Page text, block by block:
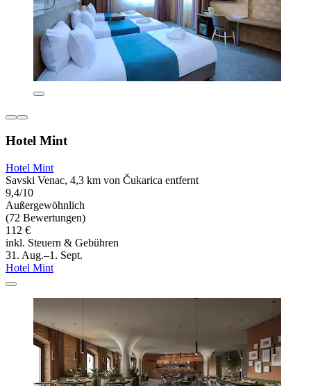
Hotel Mint
Hotel Mint
Savski Venac, 4,3 km von Čukarica entfernt
9,4/10
Außergewöhnlich
(72 Bewertungen)
112 €
inkl. Steuern & Gebühren
31. Aug.–1. Sept.
Hotel Mint